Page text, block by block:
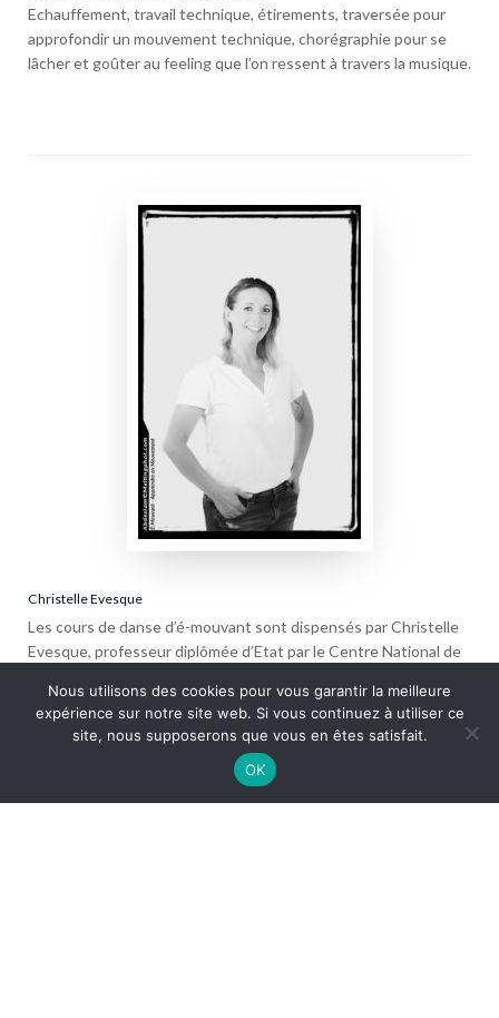
Echauffement, travail technique, étirements, traversée pour
approfondir un mouvement technique, chorégraphie pour se
lâcher et goûter au feeling que l’on ressent à travers la musique.
Christelle Evesque
Les cours de danse d’é-mouvant sont dispensés par Christelle
Evesque, professeur diplômée d’Etat par le Centre National de
EN SAVOIR PLUS
Nous utilisons des cookies pour vous garantir la meilleure
expérience sur notre site web. Si vous continuez à utiliser ce
site, nous supposerons que vous en êtes satisfait.
OK